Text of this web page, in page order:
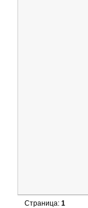
Страница:1